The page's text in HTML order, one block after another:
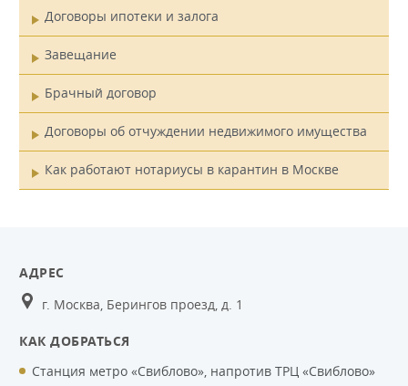
Договоры ипотеки и залога
Завещание
Брачный договор
Договоры об отчуждении недвижимого имущества
Как работают нотариусы в карантин в Москве
АДРЕС
г. Москва, Берингов проезд, д. 1
КАК ДОБРАТЬСЯ
Станция метро «Свиблово», напротив ТРЦ «Свиблово»